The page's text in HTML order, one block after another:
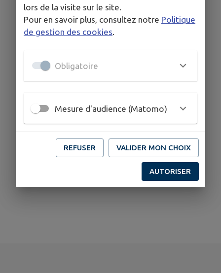
lors de la visite sur le site.
Pour en savoir plus, consultez notre Politique
de gestion des cookies.
Obligatoire
Mesure d'audience (Matomo)
REFUSER VALIDER MON CHOIX
AUTORISER